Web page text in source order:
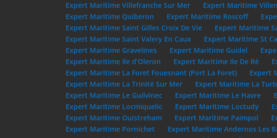
Expert Maritime Villefranche Sur Mer
Expert Maritime
Expert Maritime Quiberon
Expert Maritime Roscoff
Expert Maritime Saint Gilles Croix De Vie
Expert Maritime
Expert Maritime Saint Valery En Caux
Expert Maritime St
Expert Maritime Gravelines
Expert Maritime Guidel
Expert Maritime Ile d’Oleron
Expert Maritime Ile De Ré
Expert Maritime La Foret Fouesnant (Port La Foret)
Expert
Expert Maritime La Trinité Sur Mer
Expert Maritime La
Expert Maritime Le Guilvinec
Expert Maritime Le Havre
Expert Maritime Locmiquelic
Expert Maritime Loctudy
Expert Maritime Ouistreham
Expert Maritime Paimpol
Expert Maritime Pornichet
Expert Maritime Andernos Les